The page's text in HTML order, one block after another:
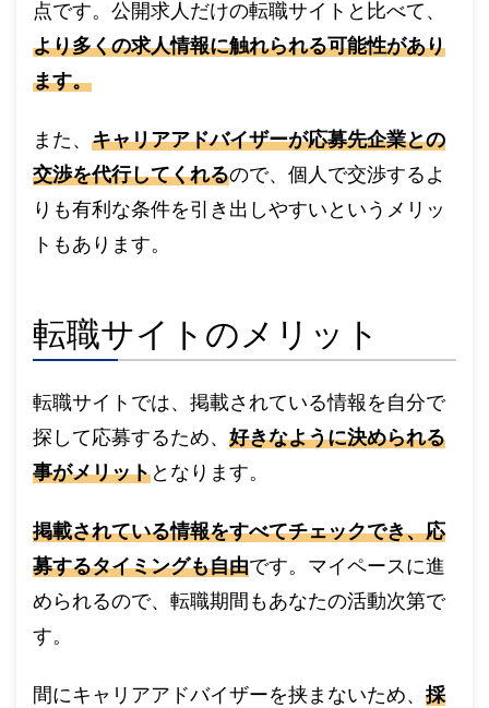
点です。公開求人だけの転職サイトと比べて、
より多くの求人情報に触れられる可能性があり
ます。
また、 キャリアアドバイザーが応募先企業との
交渉を代行してくれるので、個人で交渉するよ
りも有利な条件を引き出しやすいというメリッ
トもあります。
転職サイトのメリット
転職サイトでは、掲載されている情報を自分で
探して応募するため、 好きなように決められる
事がメリットとなります。
掲載されている情報をすべてチェックでき、応
募するタイミングも自由です。マイペースに進
められるので、転職期間もあなたの活動次第で
す。
間にキャリアアドバイザーを挟まないため、 採